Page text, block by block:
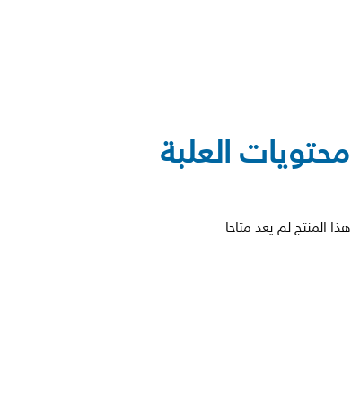
محتويات العلبة
هذا المنتج لم يعد متاحا